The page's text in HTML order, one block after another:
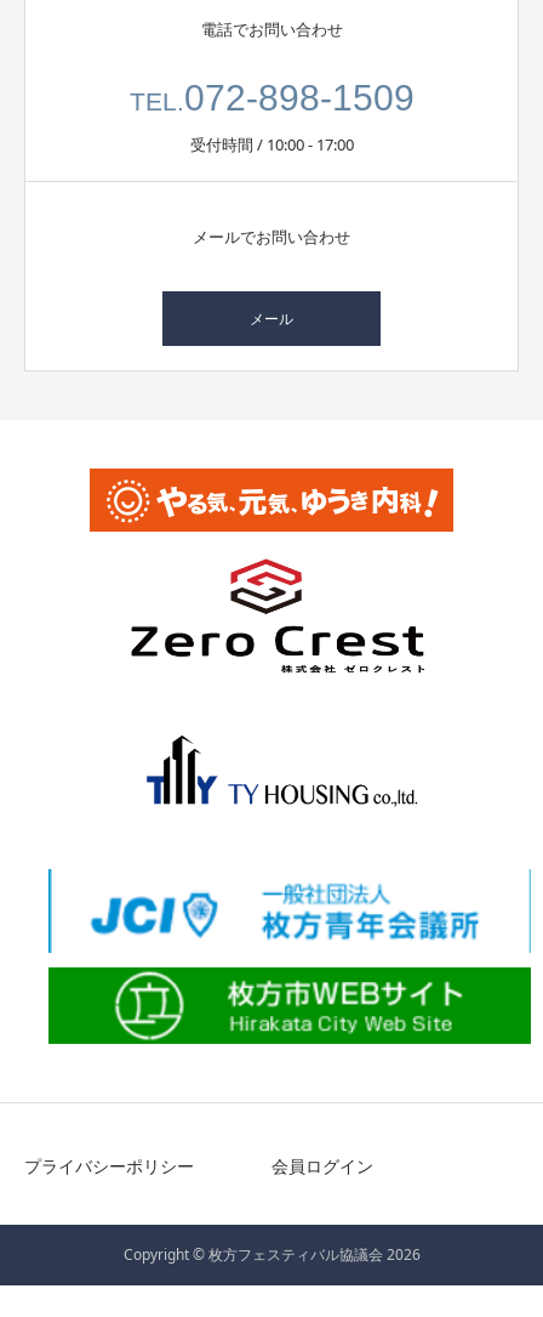
電話でお問い合わせ
TEL.072-898-1509
受付時間 / 10:00 - 17:00
メールでお問い合わせ
メール
プライバシーポリシー 会員ログイン
Copyright © 枚方フェスティバル協議会 2026